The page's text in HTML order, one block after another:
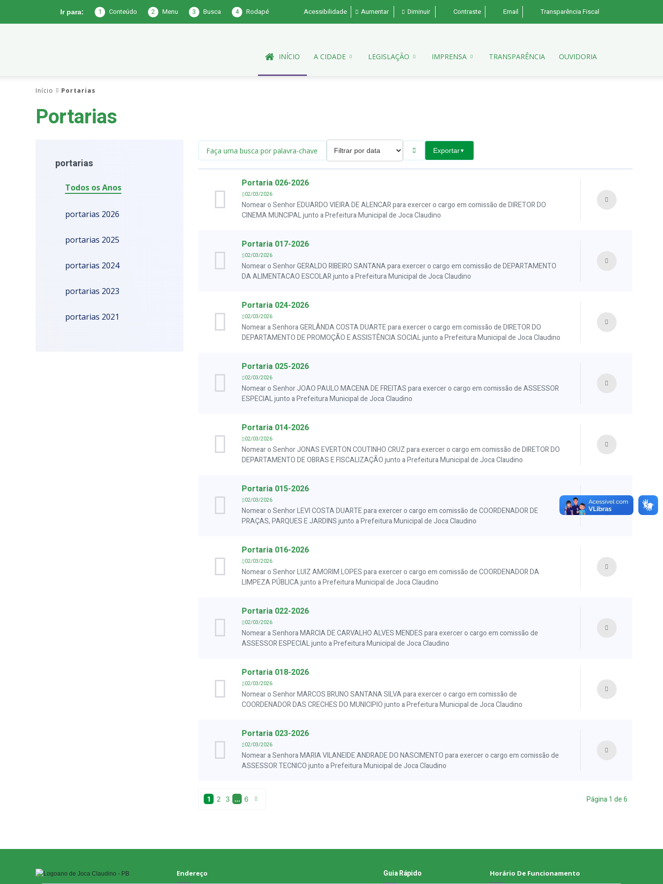
Ir para: 1 Conteúdo 2 Menu 3 Busca 4 Rodapé Acessibilidade Aumentar Diminuir Contraste Email Transparência Fiscal
INÍCIO A CIDADE LEGISLAÇÃO IMPRENSA TRANSPARÊNCIA OUVIDORIA
Início Portarias
Portarias
portarias
Todos os Anos
portarias 2026
portarias 2025
portarias 2024
portarias 2023
portarias 2021
Exportar▼
Portaria 026-2026
02/03/2026
Nomear o Senhor EDUARDO VIEIRA DE ALENCAR para exercer o cargo em comissão de DIRETOR DO
CINEMA MUNCIPAL junto a Prefeitura Municipal de Joca Claudino
Portaria 017-2026
02/03/2026
Nomear o Senhor GERALDO RIBEIRO SANTANA para exercer o cargo em comissão de DEPARTAMENTO
DA ALIMENTACAO ESCOLAR junto a Prefeitura Municipal de Joca Claudino
Portaria 024-2026
02/03/2026
Nomear a Senhora GERLÂNDA COSTA DUARTE para exercer o cargo em comissão de DIRETOR DO
DEPARTAMENTO DE PROMOÇÃO E ASSISTÊNCIA SOCIAL junto a Prefeitura Municipal de Joca Claudino
Portaria 025-2026
02/03/2026
Nomear o Senhor JOAO PAULO MACENA DE FREITAS para exercer o cargo em comissão de ASSESSOR
ESPECIAL junto a Prefeitura Municipal de Joca Claudino
Portaria 014-2026
02/03/2026
Nomear o Senhor JONAS EVERTON COUTINHO CRUZ para exercer o cargo em comissão de DIRETOR DO
DEPARTAMENTO DE OBRAS E FISCALIZAÇÃO junto a Prefeitura Municipal de Joca Claudino
Portaria 015-2026
02/03/2026
Nomear o Senhor LEVI COSTA DUARTE para exercer o cargo em comissão de COORDENADOR DE
PRAÇAS, PARQUES E JARDINS junto a Prefeitura Municipal de Joca Claudino
Portaria 016-2026
02/03/2026
Nomear o Senhor LUIZ AMORIM LOPES para exercer o cargo em comissão de COORDENADOR DA
LIMPEZA PÚBLICA junto a Prefeitura Municipal de Joca Claudino
Portaria 022-2026
02/03/2026
Nomear a Senhora MARCIA DE CARVALHO ALVES MENDES para exercer o cargo em comissão de
ASSESSOR ESPECIAL junto a Prefeitura Municipal de Joca Claudino
Portaria 018-2026
02/03/2026
Nomear o Senhor MARCOS BRUNO SANTANA SILVA para exercer o cargo em comissão de
COORDENADOR DAS CRECHES DO MUNICIPIO junto a Prefeitura Municipal de Joca Claudino
Portaria 023-2026
02/03/2026
Nomear a Senhora MARIA VILANEIDE ANDRADE DO NASCIMENTO para exercer o cargo em comissão de
ASSESSOR TECNICO junto a Prefeitura Municipal de Joca Claudino
1 2 3 ... 6 Página1 de6
Endereço Guia Rápido Horário De Funcionamento